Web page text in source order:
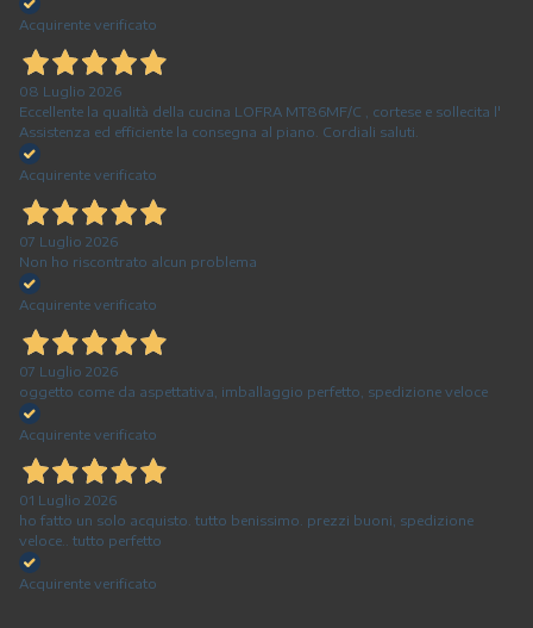
Acquirente verificato
08 Luglio 2026
Eccellente la qualità della cucina LOFRA MT86MF/C , cortese e sollecita l'
Assistenza ed efficiente la consegna al piano. Cordiali saluti.
Acquirente verificato
07 Luglio 2026
Non ho riscontrato alcun problema
Acquirente verificato
07 Luglio 2026
oggetto come da aspettativa, imballaggio perfetto, spedizione veloce
Acquirente verificato
01 Luglio 2026
ho fatto un solo acquisto. tutto benissimo. prezzi buoni, spedizione
veloce.. tutto perfetto
Acquirente verificato